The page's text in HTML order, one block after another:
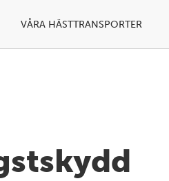
VÅRA HÄSTTRANSPORTER